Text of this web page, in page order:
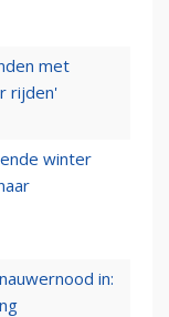
met
rijden'
winter
in: